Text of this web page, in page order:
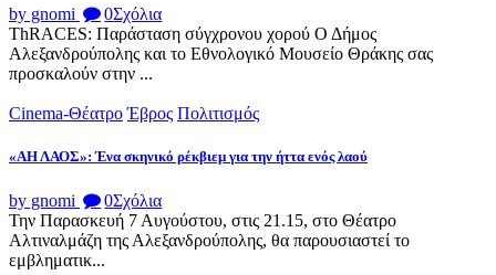
by gnomi 0Σχόλια
ThRACES: Παράσταση σύγχρονου χορού Ο Δήμος
Αλεξανδρούπολης και το Εθνολογικό Μουσείο Θράκης σας
προσκαλούν στην ...
Cinema-Θέατρο Έβρος Πολιτισμός
«ΑΗ ΛΑΟΣ»: Ένα σκηνικό ρέκβιεμ για την ήττα ενός λαού
by gnomi 0Σχόλια
Την Παρασκευή 7 Αυγούστου, στις 21.15, στο Θέατρο
Αλτιναλμάζη της Αλεξανδρούπολης, θα παρουσιαστεί το
εμβληματικ...